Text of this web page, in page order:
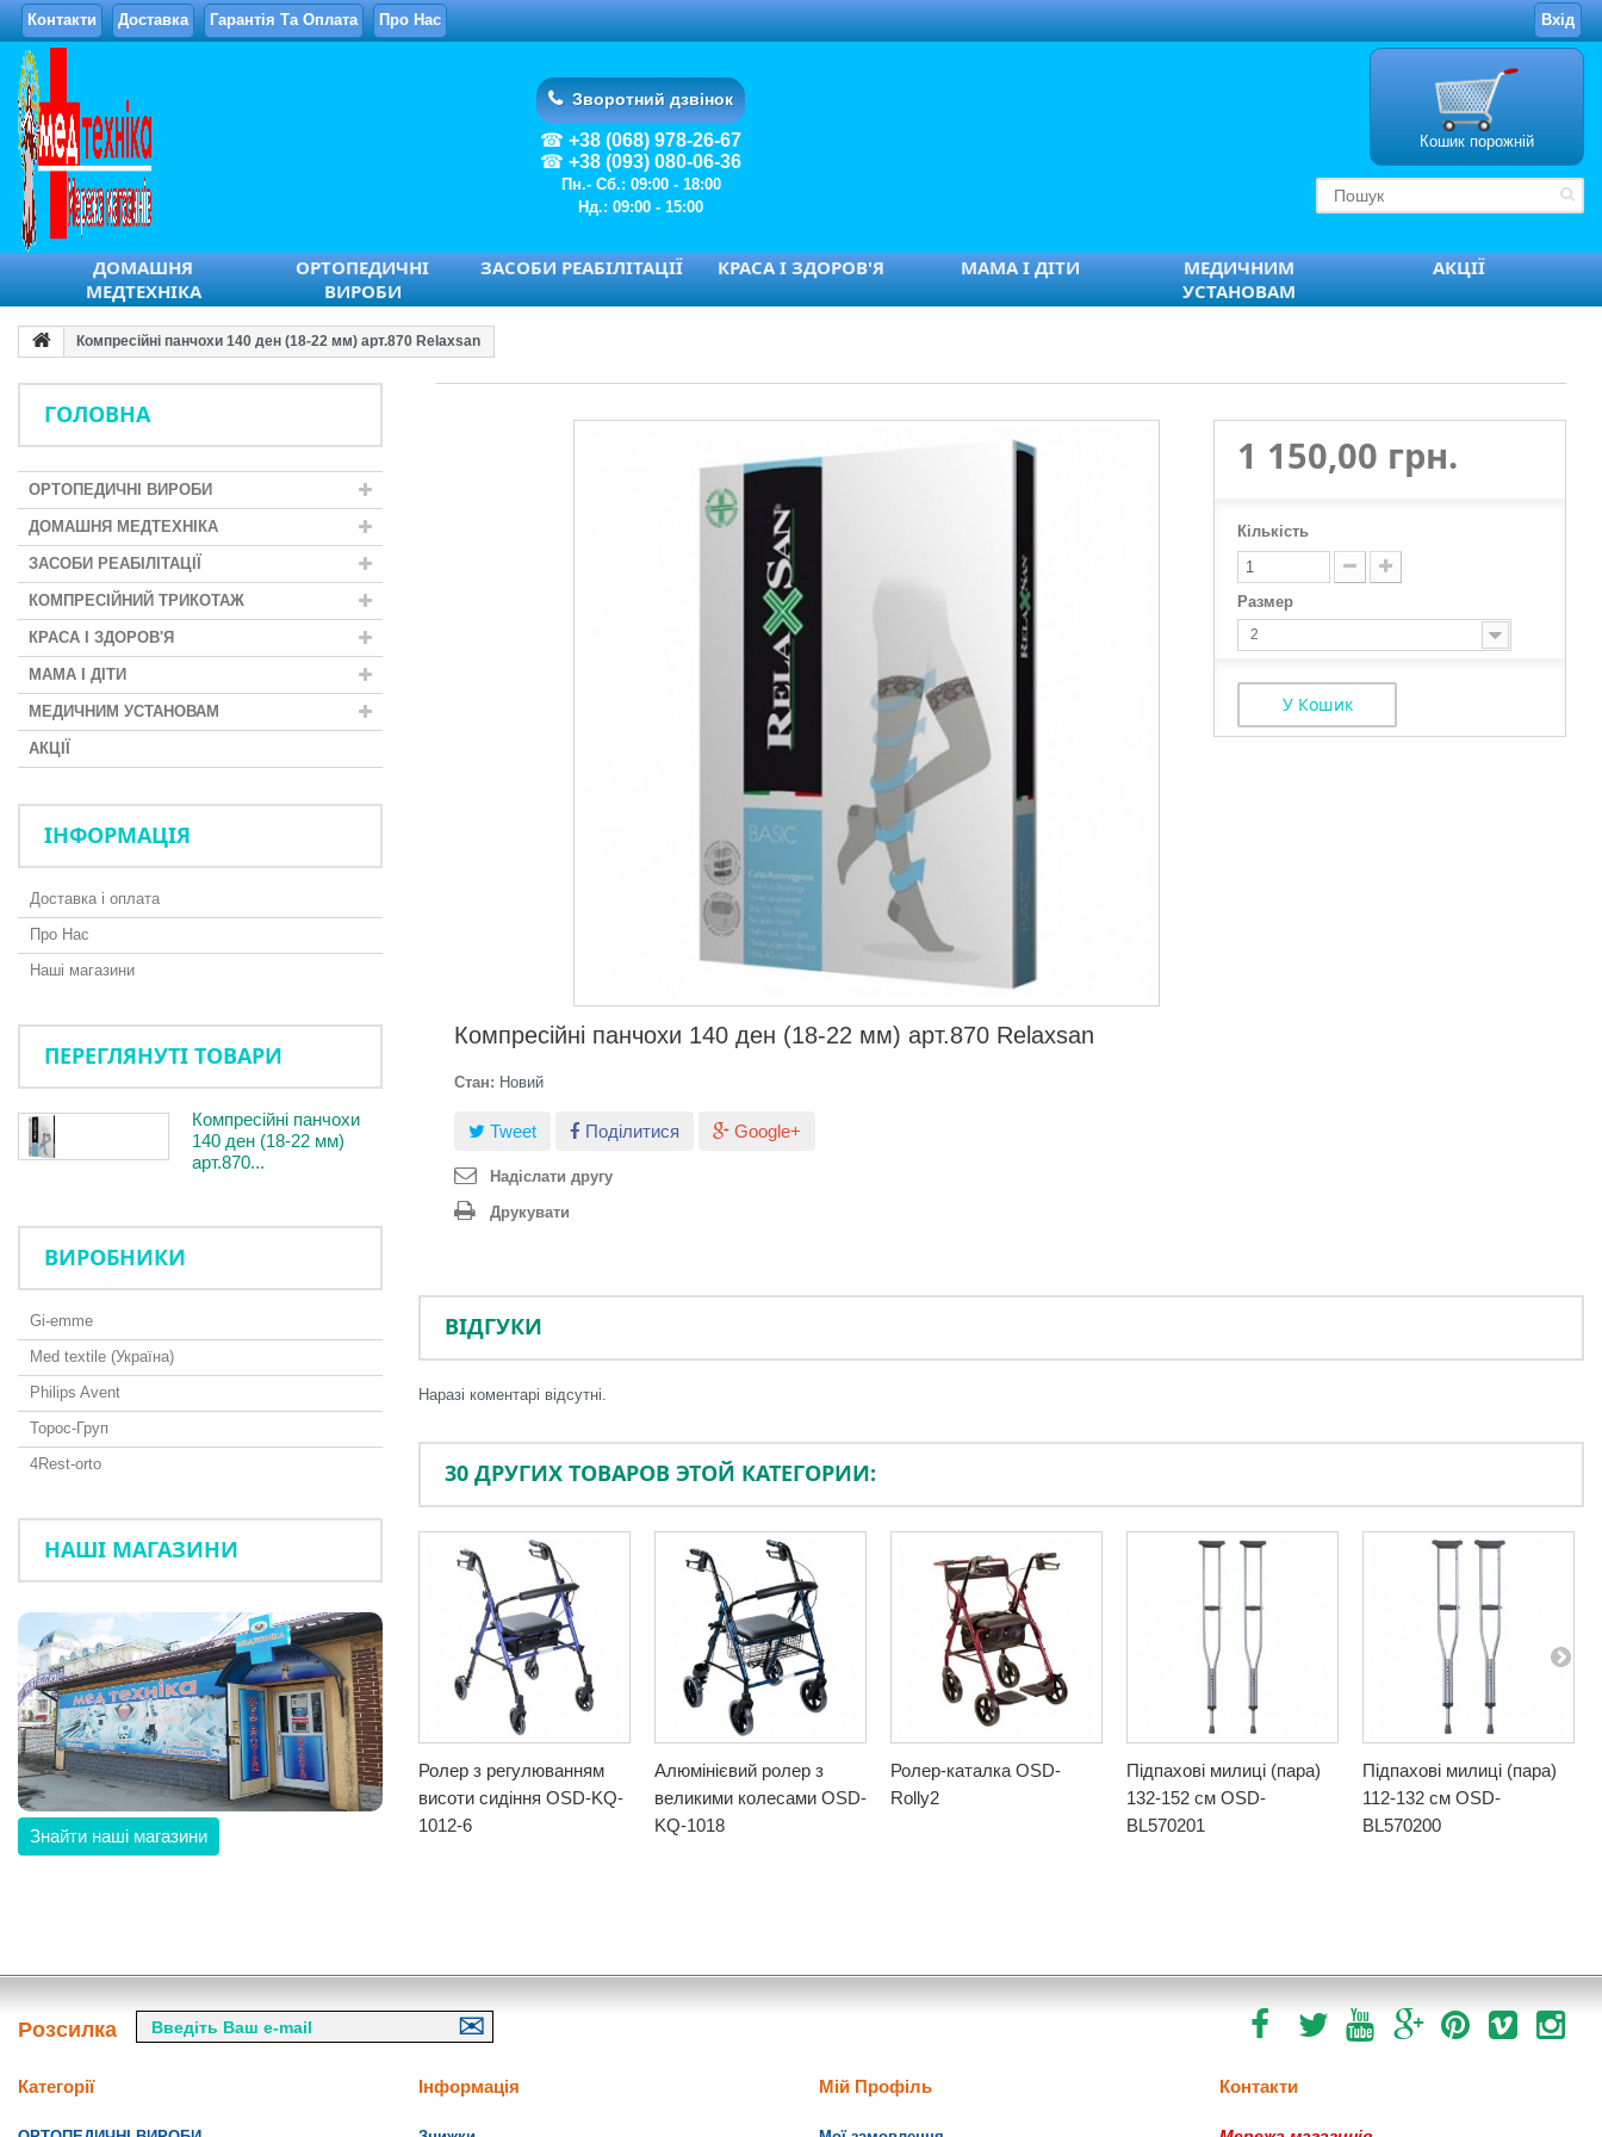
Контакти Доставка Гарантія Та Оплата Про Нас Вхід
Зворотний дзвінок
+38 (068) 978-26-67
+38 (093) 080-06-36
Пн.- Сб.: 09:00 - 18:00
Нд.: 09:00 - 15:00
Кошик порожній
ДОМАШНЯ
МЕДТЕХНІКА
ОРТОПЕДИЧНІ
ВИРОБИ
ЗАСОБИ РЕАБІЛІТАЦІЇ КРАСА І ЗДОРОВ'Я МАМА І ДІТИ
МЕДИЧНИМ
УСТАНОВАМ
АКЦІЇ
Компресійні панчохи 140 ден (18-22 мм) арт.870 Relaxsan
ГОЛОВНА
ОРТОПЕДИЧНІ ВИРОБИ
ДОМАШНЯ МЕДТЕХНІКА
ЗАСОБИ РЕАБІЛІТАЦІЇ
КОМПРЕСІЙНИЙ ТРИКОТАЖ
КРАСА І ЗДОРОВ'Я
МАМА І ДІТИ
МЕДИЧНИМ УСТАНОВАМ
АКЦІЇ
ІНФОРМАЦІЯ
Доставка і оплата
Про Нас
Наші магазини
ПЕРЕГЛЯНУТІ ТОВАРИ
Компресійні панчохи
140 ден (18-22 мм)
арт.870...
ВИРОБНИКИ
Gi-emme
Med textile (Україна)
Philips Avent
Торос-Груп
4Rest-orto
НАШІ МАГАЗИНИ
Знайти наші магазини
Компресійні панчохи 140 ден (18-22 мм) арт.870 Relaxsan
Стан: Новий
Tweet Поділитися Google+
Надіслати другу
Друкувати
1 150,00 грн.
Кількість
Размер
2
У Кошик
ВІДГУКИ
Наразі коментарі відсутні.
30 ДРУГИХ ТОВАРОВ ЭТОЙ КАТЕГОРИИ:
Ролер з регулюванням
висоти сидіння OSD-KQ-
1012-6
Алюмінієвий ролер з
великими колесами OSD-
KQ-1018
Ролер-каталка OSD-
Rolly2
Підпахові милиці (пара)
132-152 см OSD-
BL570201
Підпахові милиці (пара)
112-132 см OSD-
BL570200
Розсилка
Категорії Інформація Мій Профіль Контакти